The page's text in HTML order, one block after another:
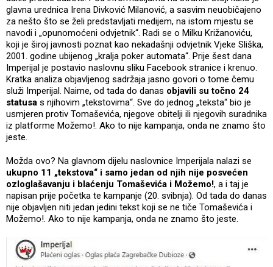
glavna urednica Irena Divković Milanović, a sasvim neuobičajeno
za nešto što se želi predstavljati medijem, na istom mjestu se
navodi i „opunomoćeni odvjetnik“. Radi se o Milku Križanoviću,
koji je široj javnosti poznat kao nekadašnji odvjetnik Vjeke Sliška,
2001. godine ubijenog „kralja poker automata“. Prije šest dana
Imperijal je postavio naslovnu sliku Facebook stranice i krenuo.
Kratka analiza objavljenog sadržaja jasno govori o tome čemu
služi Imperijal. Naime, od tada do danas objavili su točno 24
statusa s njihovim „tekstovima“. Sve do jednog „teksta“ bio je
usmjeren protiv Tomaševića, njegove obitelji ili njegovih suradnika
iz platforme Možemo!. Ako to nije kampanja, onda ne znamo što
jeste.
Možda ovo? Na glavnom dijelu naslovnice Imperijala nalazi se
ukupno 11 „tekstova“ i samo jedan od njih nije posvećen
ozloglašavanju i blaćenju Tomaševića i Možemo!, a i taj je
napisan prije početka te kampanje (20. svibnja). Od tada do danas
nije objavljen niti jedan jedini tekst koji se ne tiče Tomaševića i
Možemo!. Ako to nije kampanja, onda ne znamo što jeste.